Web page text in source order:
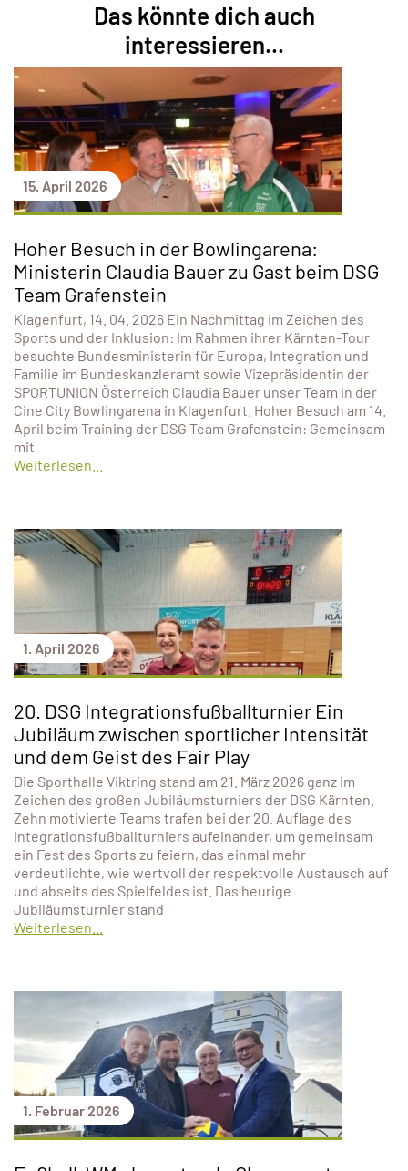
Das könnte dich auch
interessieren...
15. April 2026
Hoher Besuch in der Bowlingarena:
Ministerin Claudia Bauer zu Gast beim DSG
Team Grafenstein
Klagenfurt, 14. 04. 2026 Ein Nachmittag im Zeichen des
Sports und der Inklusion: Im Rahmen ihrer Kärnten-Tour
besuchte Bundesministerin für Europa, Integration und
Familie im Bundeskanzleramt sowie Vizepräsidentin der
SPORTUNION Österreich Claudia Bauer unser Team in der
Cine City Bowlingarena in Klagenfurt. Hoher Besuch am 14.
April beim Training der DSG Team Grafenstein: Gemeinsam
mit
Weiterlesen...
1. April 2026
20. DSG Integrationsfußballturnier Ein
Jubiläum zwischen sportlicher Intensität
und dem Geist des Fair Play
Die Sporthalle Viktring stand am 21. März 2026 ganz im
Zeichen des großen Jubiläumsturniers der DSG Kärnten.
Zehn motivierte Teams trafen bei der 20. Auflage des
Integrationsfußballturniers aufeinander, um gemeinsam
ein Fest des Sports zu feiern, das einmal mehr
verdeutlichte, wie wertvoll der respektvolle Austausch auf
und abseits des Spielfeldes ist. Das heurige
Jubiläumsturnier stand
Weiterlesen...
1. Februar 2026